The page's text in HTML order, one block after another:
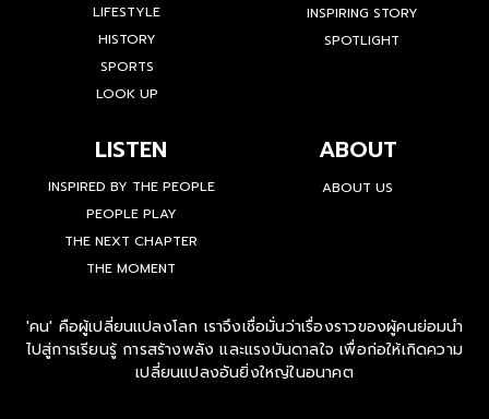
LIFESTYLE
HISTORY
SPORTS
LOOK UP
INSPIRING STORY
SPOTLIGHT
LISTEN
INSPIRED BY THE PEOPLE
PEOPLE PLAY
THE NEXT CHAPTER
THE MOMENT
ABOUT
ABOUT US
'คน' คือผู้เปลี่ยนแปลงโลก เราจึงเชื่อมั่นว่าเรื่องราวของผู้คนย่อมนำ
ไปสู่การเรียนรู้ การสร้างพลัง และแรงบันดาลใจ เพื่อก่อให้เกิดความ
เปลี่ยนแปลงอันยิ่งใหญ่ในอนาคต